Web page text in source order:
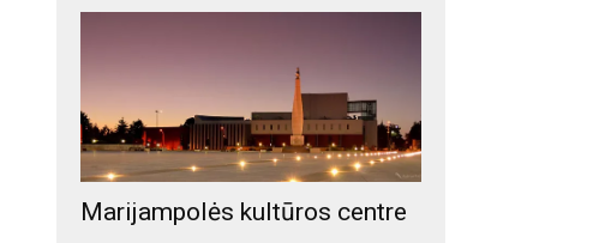
Marijampolės kultūros centre